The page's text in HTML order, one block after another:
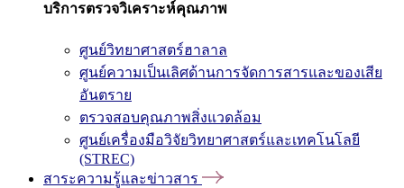
บริการตรวจวิเคราะห์คุณภาพ
ศูนย์วิทยาศาสตร์ฮาลาล
ศูนย์ความเป็นเลิศด้านการจัดการสารและของเสีย
อันตราย
ตรวจสอบคุณภาพสิ่งแวดล้อม
ศูนย์เครื่องมือวิจัยวิทยาศาสตร์และเทคโนโลยี
(STREC)
สาระความรู้และข่าวสาร